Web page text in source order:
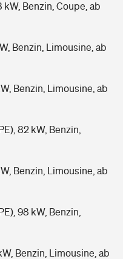
kW, Benzin, Coupe, ab
Benzin, Limousine, ab
Benzin, Limousine, ab
82 kW, Benzin,
Benzin, Limousine, ab
98 kW, Benzin,
Benzin, Limousine, ab